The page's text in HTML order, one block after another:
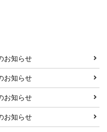
お知らせ
お知らせ
お知らせ
お知らせ